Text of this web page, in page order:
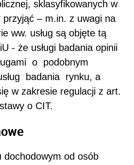
sklasyfikowanych w
przyjąć – m.in. z uwagi na
ww. usług są objęte tą
- że usługi badania opinii
o podobnym
badania rynku, a
w zakresie regulacji z art.
o CIT.
dochodowym od osób